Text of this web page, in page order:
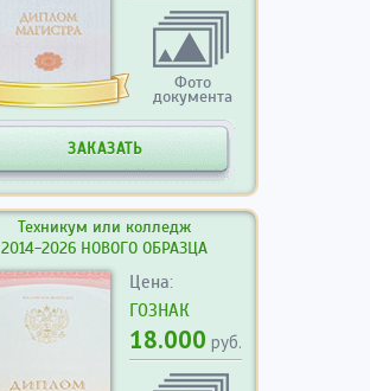
Фото
документа
ЗАКАЗАТЬ
Техникум или колледж
2014-2026 НОВОГО ОБРАЗЦА
Цена:
ГОЗНАК
18.000 руб.